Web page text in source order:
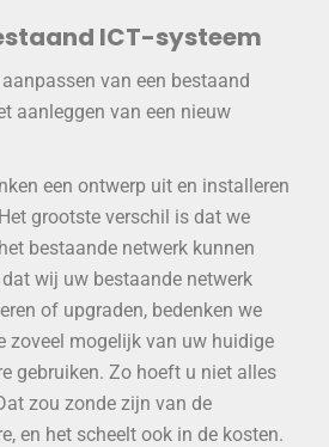
ICT-systeem
van een bestaand
aanleggen van een nieuw
een ontwerp uit en installeren
grootste verschil is dat we
bestaande netwerk kunnen
wij uw bestaande netwerk
of upgraden, bedenken we
zoveel mogelijk van uw huidige
gebruiken. Zo hoeft u niet alles
zou zonde zijn van de
en het scheelt ook in de kosten.